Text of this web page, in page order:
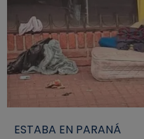
ESTABA EN PARANÁ